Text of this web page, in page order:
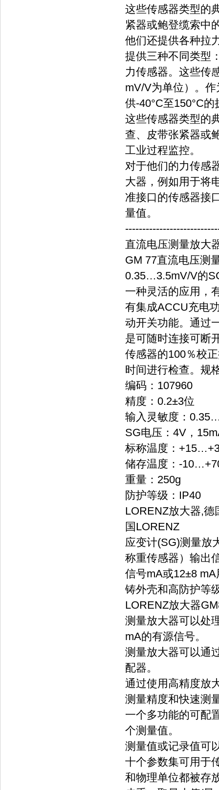
这些传感器类型的
紧器或鲍登缆索中
他们还提供各种拉
提供三种不同类型
力传感器。这些传
mV/V为单位）。
供-40°C至150°C
这些传感器类型的
查、皮带张紧器或
工业过程监控。
对于他们的力传感
大器，例如用于将
准接口的传感器接
量值。
直流电压测量放大
GM 77直流电压测
0.35…3.5mV/V的
一种灵活的应用，
有集成ACCU充电
动开关功能。通过
是可随时连接可断
传感器的100％校
时间进行检查。规
编码：107960
精度：0.2±3位
输入灵敏度：
SG电压：4V，
标称温度：
储存温度：-
重量：250g
防护等级：IP40
LORENZ放大器,
国LORENZ
应变计(SG)测量放
称重传感器）输出
信号mA或12±8
铸外壳和高防护等
LORENZ放大器
测量放大器可以处
mA的有源信号。
测量放大器可以通
配器。
通过使用高精度放
测量精度和快速测
一个多功能的可配
个测量值。
测量值或记录值可
十个参数集可用于
和物理单位都被存